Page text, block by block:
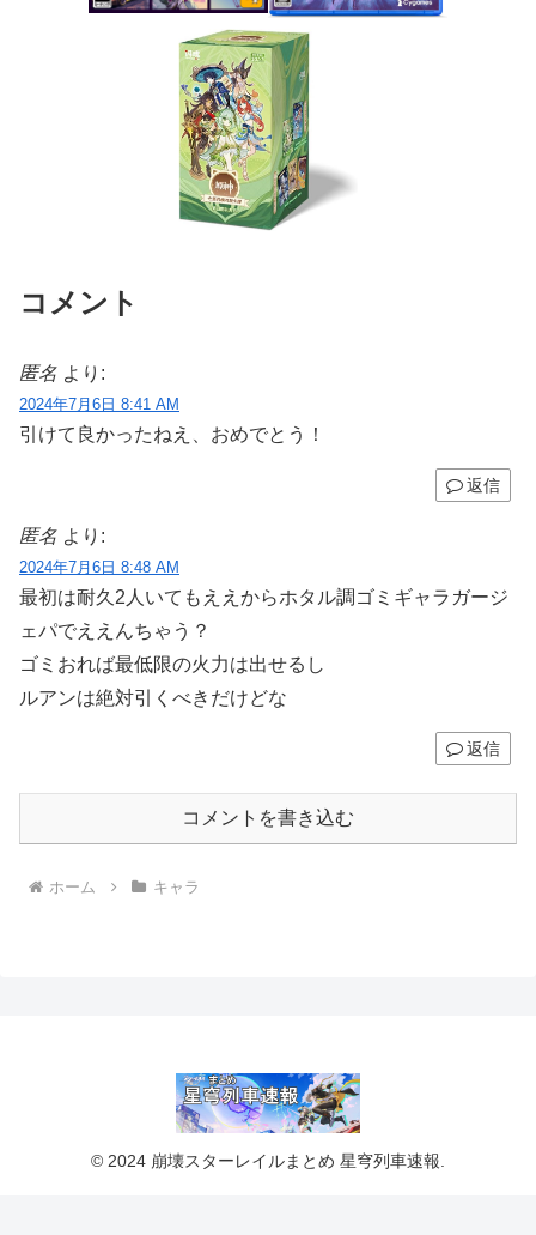
コメント
匿名 より:
2024年7月6日 8:41 AM
引けて良かったねえ、おめでとう！
返信
匿名 より:
2024年7月6日 8:48 AM
最初は耐久2人いてもええからホタル調ゴミギャラガージ
ェパでええんちゃう？
ゴミおれば最低限の火力は出せるし
ルアンは絶対引くべきだけどな
返信
コメントを書き込む
ホーム キャラ
© 2024 崩壊スターレイルまとめ 星穹列車速報.